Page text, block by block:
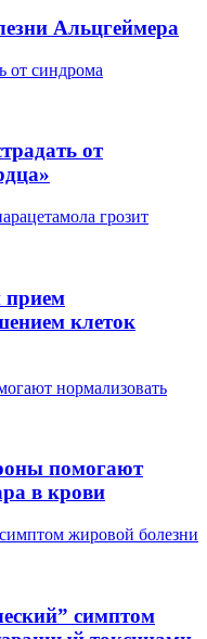
Альцгеймера
от синдрома
от
грозит
прием
клеток
нормализовать
помогают
в крови
жировой болезни
симптом